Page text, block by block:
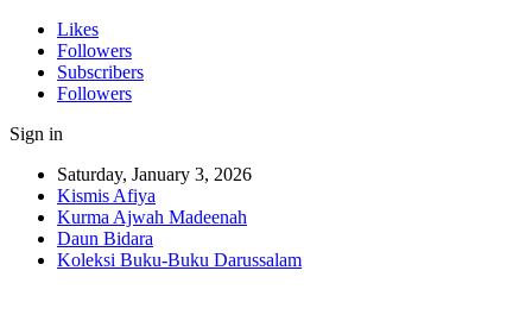
Likes
Followers
Subscribers
Followers
Sign in
Saturday, January 3, 2026
Kismis Afiya
Kurma Ajwah Madeenah
Daun Bidara
Koleksi Buku-Buku Darussalam